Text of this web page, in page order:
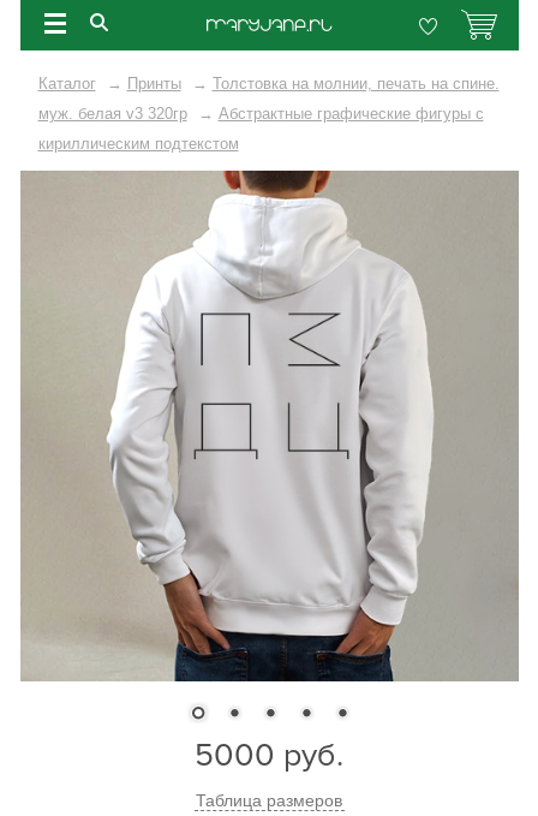
Каталог → Принты → Толстовка на молнии, печать на спине.
муж. белая v3 320гр
→ Абстрактные графические фигуры с
кириллическим подтекстом
5000 руб.
Таблица размеров